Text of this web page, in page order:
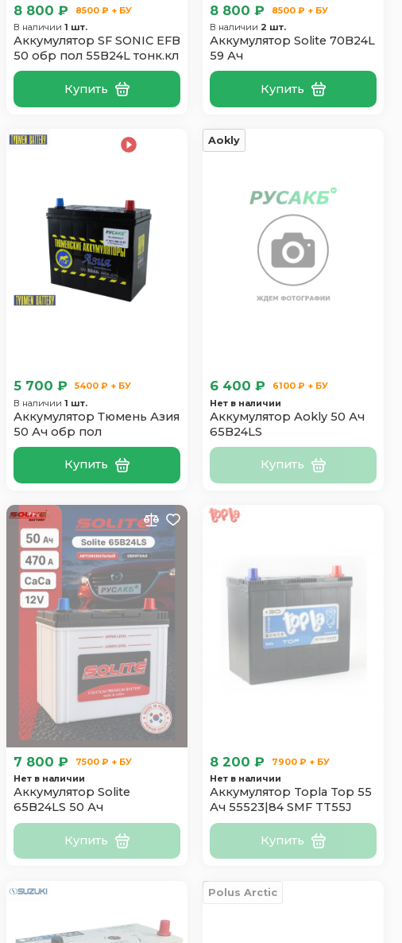
8 800 ₽
8500 ₽ + БУ
В наличии1 шт.
Аккумулятор SF SONIC EFB
50 обр пол 55B24L тонк.кл
Купить
8 800 ₽
8500 ₽ + БУ
В наличии 2 шт.
Аккумулятор Solite 70B24L
59 Ач
Купить
5 700 ₽
5400 ₽ + БУ
В наличии1 шт.
Аккумулятор Тюмень Азия
50 Ач обр пол
Купить
Aokly
6 400 ₽
6100 ₽ + БУ
Нет в наличии
Аккумулятор Aokly 50 Ач
65B24LS
Купить
7 800 ₽
7500 ₽ + БУ
Нет в наличии
Аккумулятор Solite
65B24LS 50 Ач
Купить
8 200 ₽
7900 ₽ + БУ
Нет в наличии
Аккумулятор Topla Top 55
Ач 55523|84 SMF TT55J
Купить
Polus Arctic